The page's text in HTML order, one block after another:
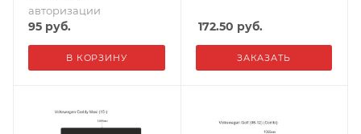
авторизации
95 руб.
В КОРЗИНУ
172.50 руб.
ЗАКАЗАТЬ